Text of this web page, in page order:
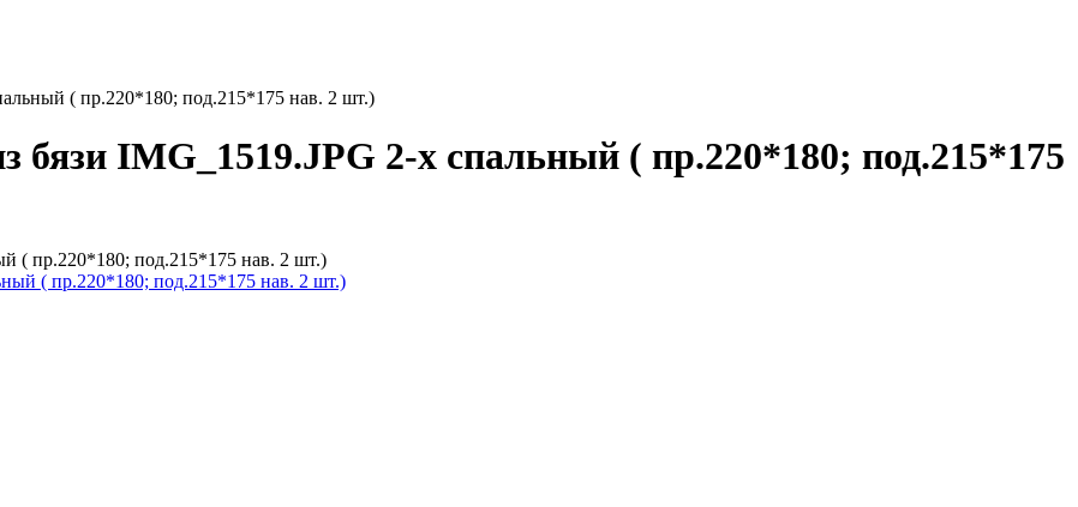
( пр.220*180; под.215*175 нав. 2 шт.)
бязи IMG_1519.JPG 2-х спальный ( пр.220*180; под.215*175
( пр.220*180; под.215*175 нав. 2 шт.)